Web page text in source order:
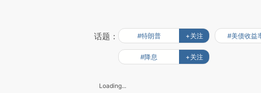
话题： #特朗普 +关注 #美债收益
#降息 +关注
Loading...